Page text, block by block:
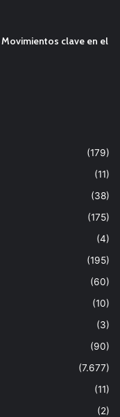
clave en el
(179)
(11)
(38)
(175)
(4)
(195)
(60)
(10)
(3)
(90)
(7.677)
(11)
(2)